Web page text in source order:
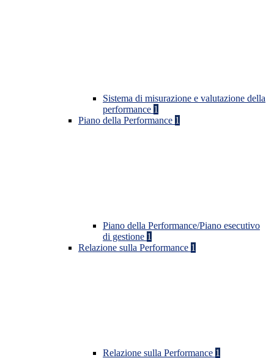
Sistema di misurazione e valutazione della
performance 1
Piano della Performance 1
Piano della Performance/Piano esecutivo
di gestione 1
Relazione sulla Performance 1
Relazione sulla Performance 1